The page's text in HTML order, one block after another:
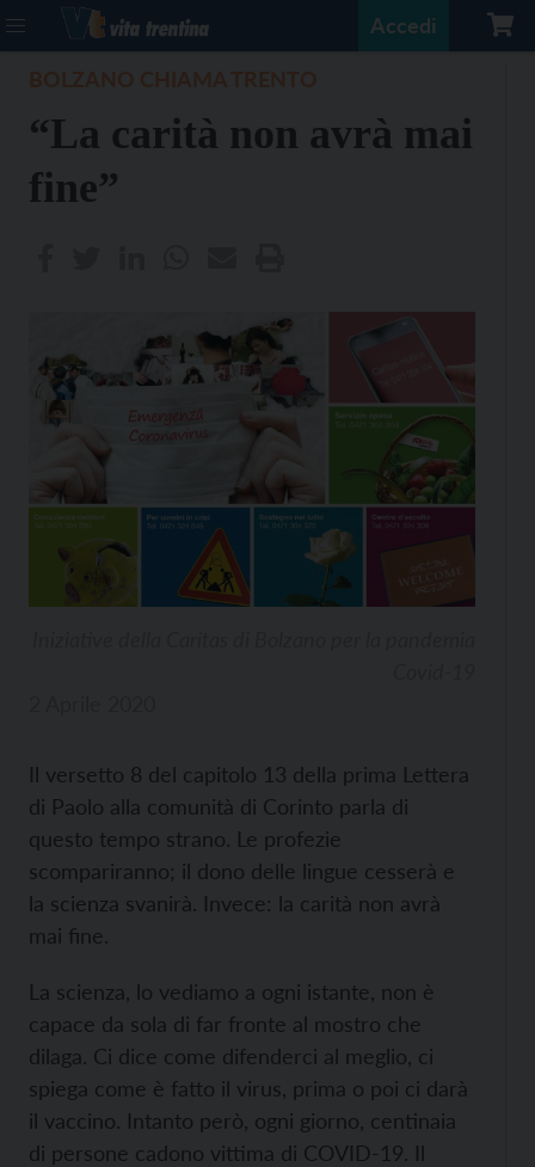
Accedi
“La carità non avrà mai
fine”
Il versetto 8 del capitolo 13 della prima Lettera
di Paolo alla comunità di Corinto parla di
questo tempo strano. Le profezie
scompariranno; il dono delle lingue cesserà e
la scienza svanirà. Invece: la carità non avrà
mai fine.
La scienza, lo vediamo a ogni istante, non è
capace da sola di far fronte al mostro che
dilaga. Ci dice come difenderci al meglio, ci
spiega come è fatto il virus, prima o poi ci darà
il vaccino. Intanto però, ogni giorno, centinaia
di persone cadono vittima di COVID-19. Il